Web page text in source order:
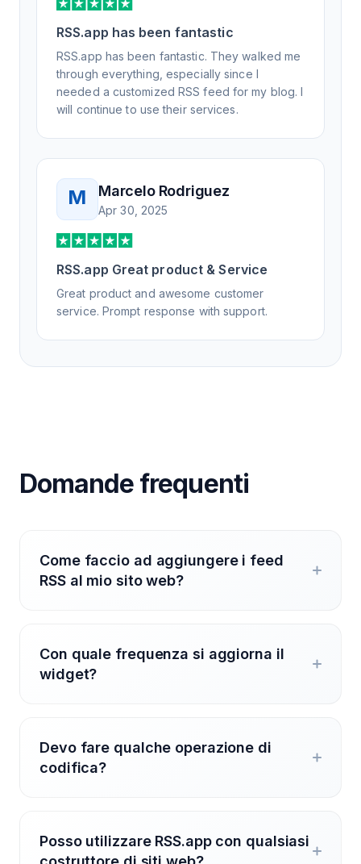
RSS.app has been fantastic
RSS.app has been fantastic. They walked me
through everything, especially since I
needed a customized RSS feed for my blog. I
will continue to use their services.
M Marcelo Rodriguez
Apr 30, 2025
RSS.app Great product & Service
Great product and awesome customer
service. Prompt response with support.
Domande frequenti
Come faccio ad aggiungere i feed
RSS al mio sito web?
Con quale frequenza si aggiorna il
widget?
Devo fare qualche operazione di
codifica?
Posso utilizzare RSS.app con qualsiasi